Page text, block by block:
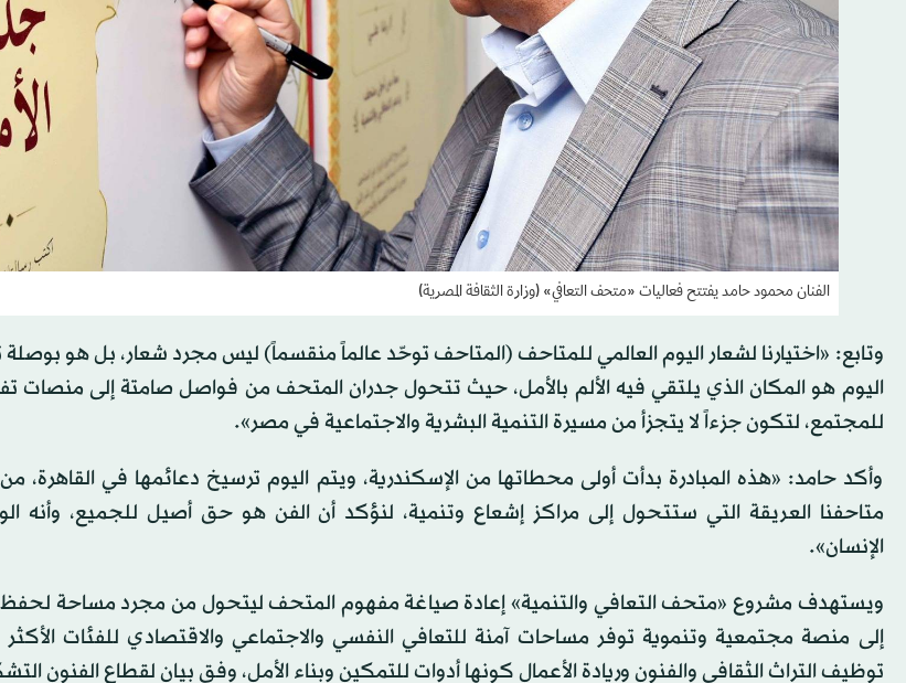
الفنان محمود حامد يفتتح فعاليات «متحف التعافي» (وزارة الثقافة المصرية)
وتابع: «اختيارنا لشعار اليوم العالمي للمتاحف (المتاحف توحّد عالماً منقسماً) ليس مجرد شعار، بل هو
اليوم هو المكان الذي يلتقي فيه الألم بالأمل، حيث تتحول جدران المتحف من فواصل صامتة إلى منصات
للمجتمع، لتكون جزءاً لا يتجزأ من مسيرة التنمية البشرية والاجتماعية في مصر».
وأكد حامد: «هذه المبادرة بدأت أولى محطاتها من الإسكندرية، ويتم اليوم ترسيخ دعائمها في
متاحفنا العريقة التي ستتحول إلى مراكز إشعاع وتنمية، لنؤكد أن الفن هو حق أصيل للجميع، وأنه
الإنسان».
ويستهدف مشروع «متحف التعافي والتنمية» إعادة صياغة مفهوم المتحف ليتحول من مجرد مساحة
إلى منصة مجتمعية وتنموية توفر مساحات آمنة للتعافي النفسي والاجتماعي والاقتصادي للفئات الأكثر
توظيف التراث الثقافي والفنون وريادة الأعمال كونها أدوات للتمكين وبناء الأمل، وفق بيان لقطاع الفنون